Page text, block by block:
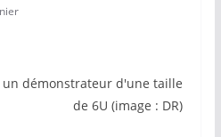
un démonstrateur d'une taille
de 6U (image : DR)